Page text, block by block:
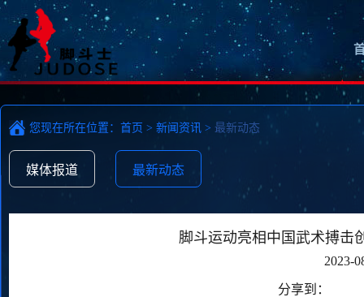
您现在所在位置： 首页 > 新闻资讯 > 最新动态
媒体报道 最新动态
脚斗运动亮相中国武术搏击
2023-
分享到：